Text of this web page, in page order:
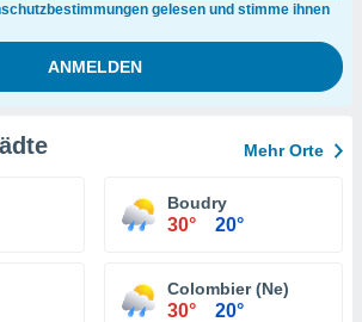
gelesen und stimme ihnen
Mehr Orte
Boudry
30° 20°
Colombier (Ne)
30° 20°